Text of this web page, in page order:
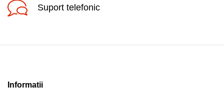
Suport telefonic
Informatii